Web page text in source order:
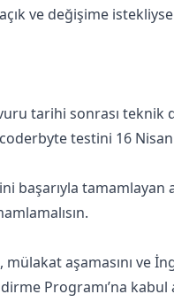
ve değişime
tarihi sonrası teknik
testini 16
tamamlayan
aşamasını ve
Programı’na kabul